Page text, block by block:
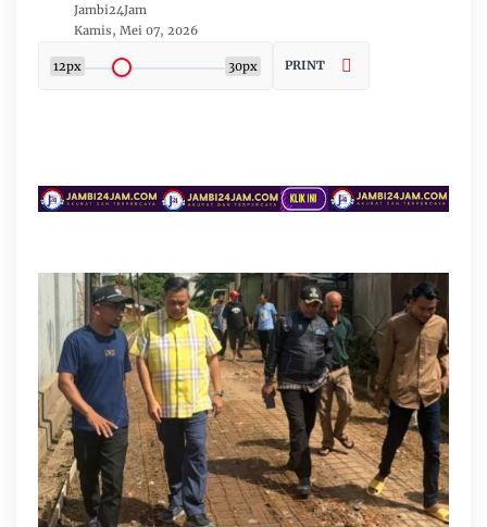
Jambi24Jam
Kamis, Mei 07, 2026
12px 30px PRINT